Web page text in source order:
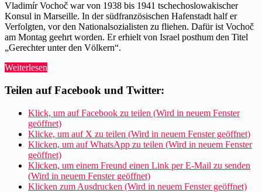
Vladimír Vochoč war von 1938 bis 1941 tschechoslowakischer
Konsul in Marseille. In der südfranzösischen Hafenstadt half er
Verfolgten, vor den Nationalsozialisten zu fliehen. Dafür ist Vochoč
am Montag geehrt worden. Er erhielt von Israel posthum den Titel
„Gerechter unter den Völkern“.
Weiterlesen
erinnert
Fluchthelfer,
der
auch
Walter
Mehring
helfen
konnte“
Teilen auf Facebook und Twitter:
Klick, um auf Facebook zu teilen (Wird in neuem Fenster
geöffnet)
Klicke, um auf X zu teilen (Wird in neuem Fenster geöffnet)
Klicken, um auf WhatsApp zu teilen (Wird in neuem Fenster
geöffnet)
Klicken, um einem Freund einen Link per E-Mail zu senden
(Wird in neuem Fenster geöffnet)
Klicken zum Ausdrucken (Wird in neuem Fenster geöffnet)